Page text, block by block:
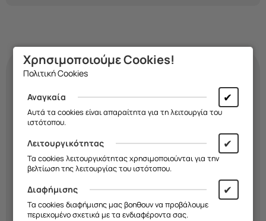
Κάνε τη θήκη σου
τόσο μοναδική όσο κι
εσύ!
Διάλεξε σχέδιο, χρώμα και υλικό και
που
εκφράζει το στιλ σου. Εσύαποφασίζεις
εμείς τηνκατασκευάζουμε!
Χρησιμοποιούμε Cookies!
Πολιτική Cookies
Αναγκαία ✔
Αυτά τα cookies είναι απαραίτητα για τη λειτουργία του
ιστότοπου.
Λειτουργικότητας ✔
Τα cookies λειτουργικότητας χρησιμοποιούνται για την
βελτίωση της λειτουργίας του ιστότοπου.
Διαφήμισης ✔
Τα cookies διαφήμισης μας βοηθουν να προβάλουμε
περιεχομένο σχετικά με τα ενδιαφέροντα σας.